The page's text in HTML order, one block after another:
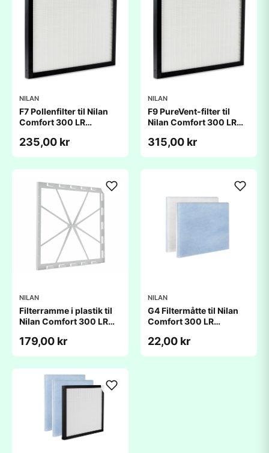
NILAN
F7 Pollenfilter til Nilan
Comfort 300 LR
235,00 kr
NILAN
F9 PureVent-filter til
Nilan Comfort 300 LR
315,00 kr
NILAN
Filterramme i plastik til
Nilan Comfort 300 LR
179,00 kr
NILAN
G4 Filtermåtte til Nilan
Comfort 300 LR
22,00 kr